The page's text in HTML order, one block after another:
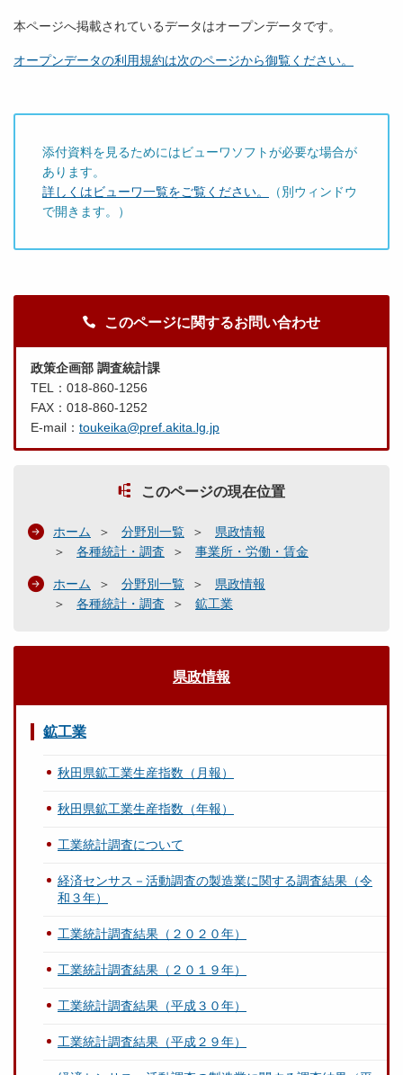
本ページへ掲載されているデータはオープンデータです。
オープンデータの利用規約は次のページから御覧ください。
添付資料を見るためにはビューワソフトが必要な場合が
あります。
詳しくはビューワ一覧をご覧ください。
（別ウィンドウ
で開きます。）
このページに関するお問い合わせ
政策企画部 調査統計課
TEL：018-860-1256
FAX：018-860-1252
E-mail： toukeika@pref.akita.lg.jp
このページの現在位置
ホーム 分野別一覧
県政情報
各種統計・調査
事業所・労働・賃金
ホーム 分野別一覧
県政情報
各種統計・調査
鉱工業
県政情報
鉱工業
秋田県鉱工業生産指数（月報）
秋田県鉱工業生産指数（年報）
工業統計調査について
経済センサス－活動調査の製造業に関する調査結果（令
和３年）
工業統計調査結果（２０２０年）
工業統計調査結果（２０１９年）
工業統計調査結果（平成３０年）
工業統計調査結果（平成２９年）